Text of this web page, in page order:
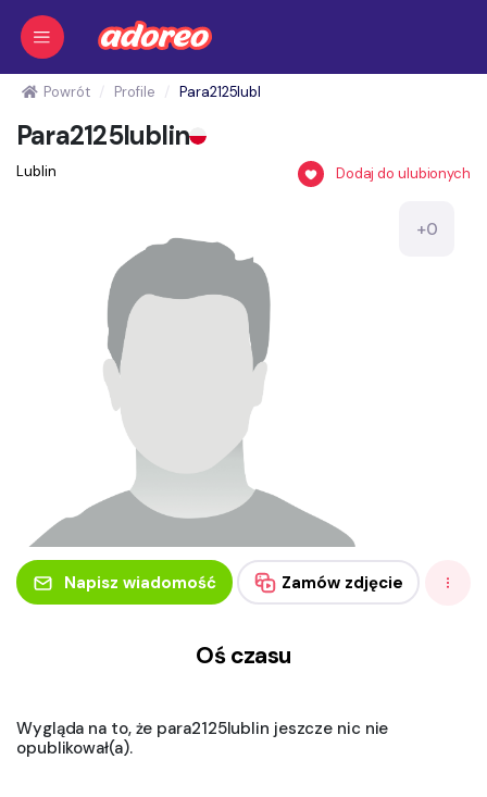
Powrót Profile Para2125lubl
Para2125lublin
Lublin Dodaj do ulubionych
+0
Napisz wiadomość Zamów zdjęcie
Oś czasu
Wygląda na to, że para2125lublin jeszcze nic nie
opublikował(a).